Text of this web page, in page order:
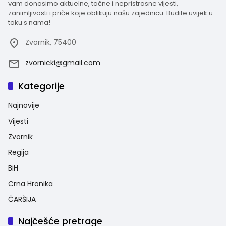
vam donosimo aktuelne, tačne i nepristrasne vijesti,
zanimljivosti i priče koje oblikuju našu zajednicu. Budite uvijek u
toku s nama!
Zvornik, 75400
zvornicki@gmail.com
Kategorije
Najnovije
Vijesti
Zvornik
Regija
BiH
Crna Hronika
ČARŠIJA
Najčešće pretrage